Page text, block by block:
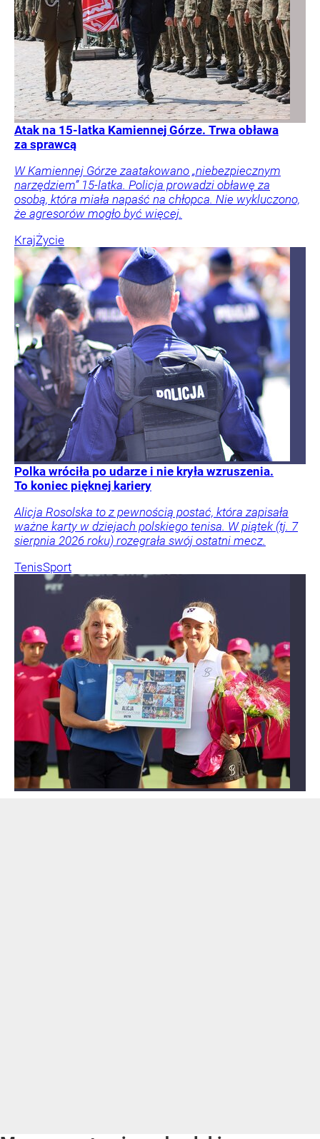
Atak na 15-latka Kamiennej Górze. Trwa obława
za sprawcą
W Kamiennej Górze zaatakowano „niebezpiecznym
narzędziem” 15-latka. Policja prowadzi obławę za
osobą, która miała napaść na chłopca. Nie wykluczono,
że agresorów mogło być więcej.
KrajŻycie
Polka wróciła po udarze i nie kryła wzruszenia.
To koniec pięknej kariery
Alicja Rosolska to z pewnością postać, która zapisała
ważne karty w dziejach polskiego tenisa. W piątek (tj. 7
sierpnia 2026 roku) rozegrała swój ostatni mecz.
TenisSport